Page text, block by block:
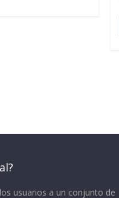
usuarios a un conjunto de